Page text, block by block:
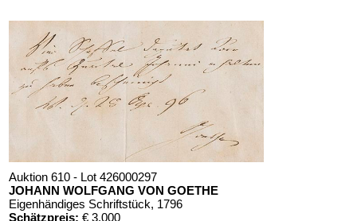
Auktion 610 - Lot 426000297
JOHANN WOLFGANG VON GOETHE
Eigenhändiges Schriftstück, 1796
Schätzpreis: € 3.000